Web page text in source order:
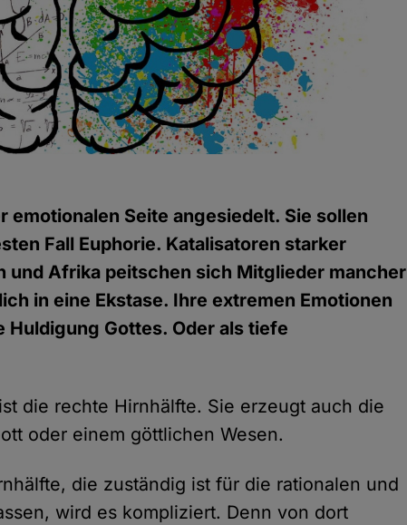
emotionalen Seite angesiedelt. Sie sollen
Fall Euphorie. Katalisatoren starker
und Afrika peitschen sich Mitglieder mancher
in eine Ekstase. Ihre extremen Emotionen
Gottes. Oder als tiefe
die rechte Hirnhälfte. Sie erzeugt auch die
oder einem göttlichen Wesen.
die zuständig ist für die rationalen und
wird es kompliziert. Denn von dort